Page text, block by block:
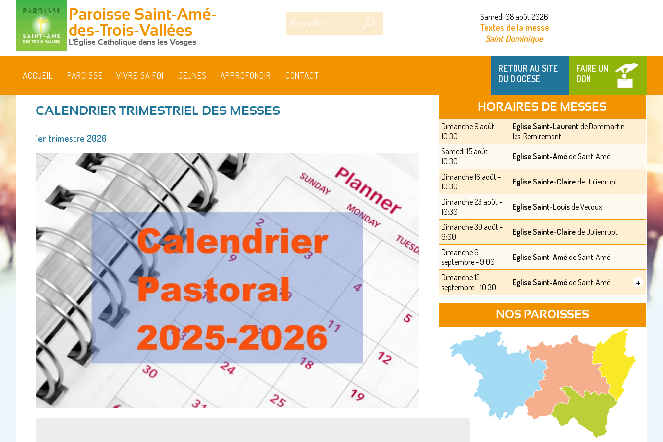
Paroisse Saint-Amé-
des-Trois-Vallées
L'Église Catholique dans les Vosges
Samedi 08 août 2026
Textes de la messe
Saint Dominique
RETOUR AU SITE
DU DIOCÈSE
FAIRE UN
DON
ACCUEIL PAROISSE VIVRE SA FOI JEUNES APPROFONDIR CONTACT
êtes
ici
CALENDRIER TRIMESTRIEL DES MESSES
1er trimestre 2026
HORAIRES DE MESSES
Dimanche 9 août -
10:30
Eglise Saint-Laurent de Dommartin-
les-Remiremont
Samedi 15 août -
10:30
Eglise Saint-Améde Saint-Amé
Dimanche 16 août -
10:30
Eglise Sainte-Clairede Julienrupt
Dimanche 23 août -
10:30
Eglise Saint-Louisde Vecoux
Dimanche 30 août -
9:00
Eglise Sainte-Clairede Julienrupt
Dimanche 6
septembre - 9:00
Eglise Saint-Améde Saint-Amé
Dimanche 13
septembre - 10:30
Eglise Saint-Améde Saint-Amé +
NOS PAROISSES